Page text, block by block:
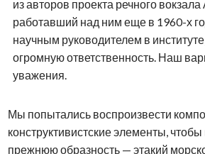
из авторов проекта речного
работавший над ним еще в 1960-х
научным руководителем в
огромную ответственность. Наш
уважения.
Мы попытались воспроизвести
конструктивистские элементы,
прежнюю образность — этакий